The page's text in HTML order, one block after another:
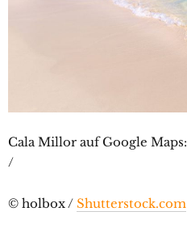
Cala Millor auf Google Maps:
/
© holbox / Shutterstock.com